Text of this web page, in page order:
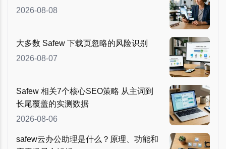
2026-08-08
大多数 Safew 下载页忽略的风险识别
2026-08-07
Safew 相关7个核心SEO策略 从主词到
长尾覆盖的实测数据
2026-08-06
safew云办公助理是什么？原理、功能和